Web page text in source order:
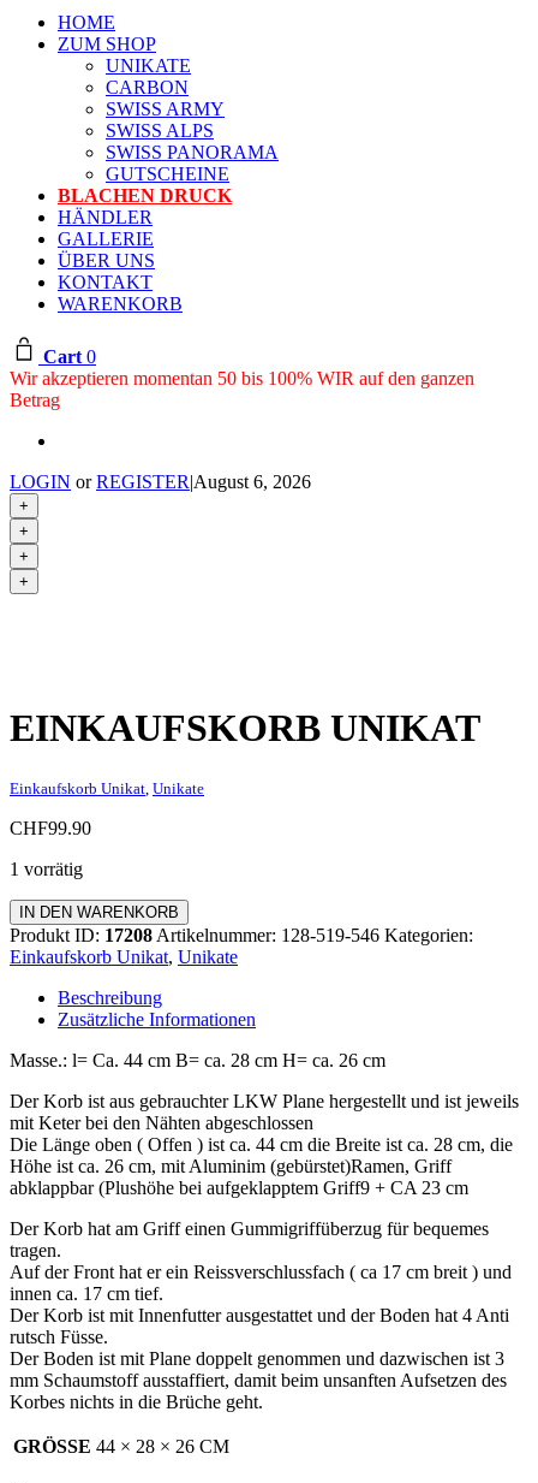
HOME
ZUM SHOP
UNIKATE
CARBON
SWISS ARMY
SWISS ALPS
SWISS PANORAMA
GUTSCHEINE
BLACHEN DRUCK
HÄNDLER
GALLERIE
ÜBER UNS
KONTAKT
WARENKORB
Cart 0
Wir akzeptieren momentan 50 bis 100% WIR auf den ganzen
Betrag
LOGIN orREGISTER|August 6, 2026
+
+
+
+
EINKAUFSKORB UNIKAT
Einkaufskorb Unikat Unikate
CHF99.90
1 vorrätig
Einkaufskorb
Unikat
Menge
IN DEN WARENKORB
Produkt ID: 17208 Artikelnummer: 128-519-546 Kategorien:
Einkaufskorb Unikat, Unikate
Beschreibung
Zusätzliche Informationen
Masse.: l= Ca. 44 cm B= ca. 28 cm H= ca. 26 cm
Der Korb ist aus gebrauchter LKW Plane hergestellt und ist jeweils
mit Keter bei den Nähten abgeschlossen
Die Länge oben ( Offen ) ist ca. 44 cm die Breite ist ca. 28 cm, die
Höhe ist ca. 26 cm, mit Aluminim (gebürstet)Ramen, Griff
abklappbar (Plushöhe bei aufgeklapptem Griff9 + CA 23 cm
Der Korb hat am Griff einen Gummigriffüberzug für bequemes
tragen.
Auf der Front hat er ein Reissverschlussfach ( ca 17 cm breit ) und
innen ca. 17 cm tief.
Der Korb ist mit Innenfutter ausgestattet und der Boden hat 4 Anti
rutsch Füsse.
Der Boden ist mit Plane doppelt genommen und dazwischen ist 3
mm Schaumstoff ausstaffiert, damit beim unsanften Aufsetzen des
Korbes nichts in die Brüche geht.
GRÖSSE 44 × 28 × 26 CM